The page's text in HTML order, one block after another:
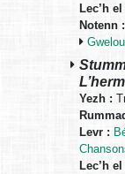
Lec’h
Notenn :
Yezh :
Levr :
Lec’h